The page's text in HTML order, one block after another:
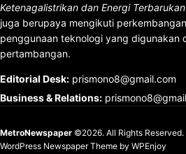
Ketenagalistrikan dan Energi Terbarukan
juga berupaya mengikuti
penggunaan teknologi yang digunakan
pertambangan.
Editorial Desk: prismono8@gmail.com
Business & Relations:
MetroNewspaper ©2026. All Rights Reserved.
WordPress Newspaper Theme by WPEnjoy